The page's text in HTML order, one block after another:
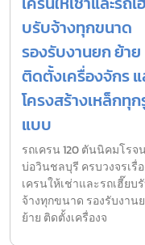
บรับจ้างทุกขนาด
รองรับงานยก ย้าย
ติดตั้งเครื่องจักร แ
โครงสร้างเหล็กทุ
แบบ
รถเครน 120 ตันนิคมโรจ
บ่อวินชลบุรี ครบวงจรเรื่
เครนให้เช่าและรถเฮี๊ยบ
จ้างทุกขนาด รองรับงาน
ย้าย ติดตั้งเครื่องจ